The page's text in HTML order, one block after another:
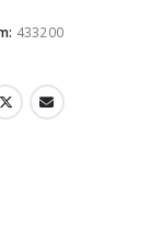
433200